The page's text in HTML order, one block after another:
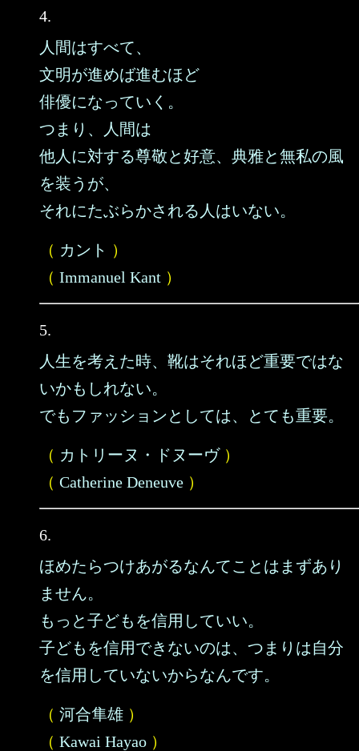
4.
人間はすべて、
文明が進めば進むほど
俳優になっていく。
つまり、人間は
他人に対する尊敬と好意、典雅と無私の風
を装うが、
それにたぶらかされる人はいない。
（ カント ）
（ Immanuel Kant ）
5.
人生を考えた時、靴はそれほど重要ではな
いかもしれない。
でもファッションとしては、とても重要。
（ カトリーヌ・ドヌーヴ）
（ Catherine Deneuve ）
6.
ほめたらつけあがるなんてことはまずあり
ません。
もっと子どもを信用していい。
子どもを信用できないのは、つまりは自分
を信用していないからなんです。
（ 河合隼雄 ）
（ Kawai Hayao ）